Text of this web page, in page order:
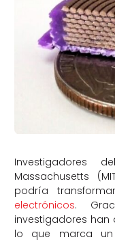
Investigadores
Massachusetts
podría
electrónicos.
investigadores han
lo que marca